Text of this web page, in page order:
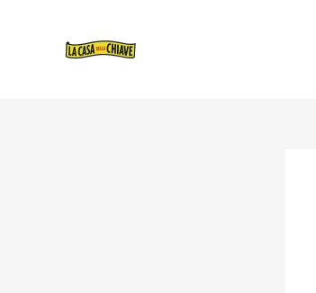
CONTENUTO